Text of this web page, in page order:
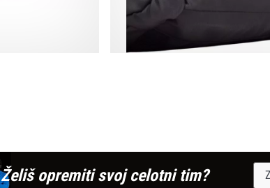
Želiš opremiti svoj celotni tim?